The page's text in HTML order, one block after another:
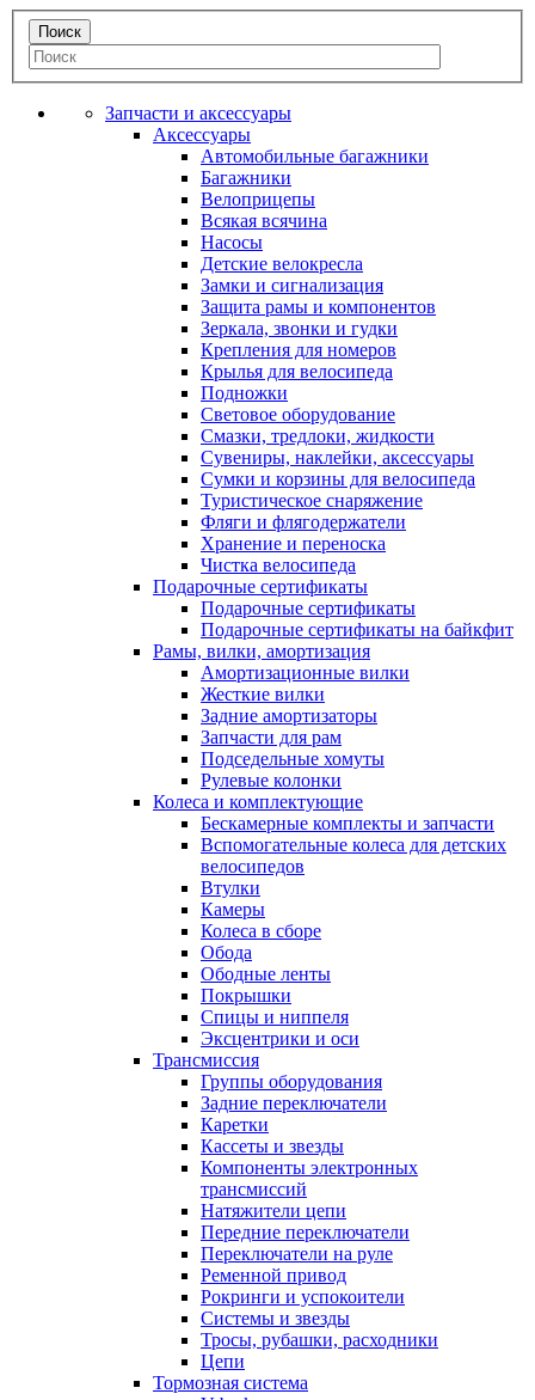
Запчасти и аксессуары
Аксессуары
Автомобильные багажники
Багажники
Велоприцепы
Всякая всячина
Насосы
Детские велокресла
Замки и сигнализация
Защита рамы и компонентов
Зеркала, звонки и гудки
Крепления для номеров
Крылья для велосипеда
Подножки
Световое оборудование
Смазки, тредлоки, жидкости
Сувениры, наклейки, аксессуары
Сумки и корзины для велосипеда
Туристическое снаряжение
Фляги и флягодержатели
Хранение и переноска
Чистка велосипеда
Подарочные сертификаты
Подарочные сертификаты
Подарочные сертификаты на байкфит
Рамы, вилки, амортизация
Амортизационные вилки
Жесткие вилки
Задние амортизаторы
Запчасти для рам
Подседельные хомуты
Рулевые колонки
Колеса и комплектующие
Бескамерные комплекты и запчасти
Вспомогательные колеса для детских
велосипедов
Втулки
Камеры
Колеса в сборе
Обода
Ободные ленты
Покрышки
Спицы и ниппеля
Эксцентрики и оси
Трансмиссия
Группы оборудования
Задние переключатели
Каретки
Кассеты и звезды
Компоненты электронных
трансмиссий
Натяжители цепи
Передние переключатели
Переключатели на руле
Ременной привод
Рокринги и успокоители
Системы и звезды
Тросы, рубашки, расходники
Цепи
Тормозная система